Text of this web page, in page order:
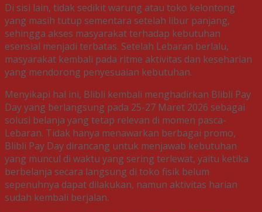
Di sisi lain, tidak sedikit warung atau toko kelontong
yang masih tutup sementara setelah libur panjang,
sehingga akses masyarakat terhadap kebutuhan
esensial menjadi terbatas. Setelah Lebaran berlalu,
masyarakat kembali pada ritme aktivitas dan keseharian
yang mendorong penyesuaian kebutuhan.
Menyikapi hal ini, Blibli kembali menghadirkan Blibli Pay
Day yang berlangsung pada 25-27 Maret 2026 sebagai
solusi belanja yang tetap relevan di momen pasca-
Lebaran. Tidak hanya menawarkan berbagai promo,
Blibli Pay Day dirancang untuk menjawab kebutuhan
yang muncul di waktu yang sering terlewat, yaitu ketika
berbelanja secara langsung di toko fisik belum
sepenuhnya dapat dilakukan, namun aktivitas harian
sudah kembali berjalan.